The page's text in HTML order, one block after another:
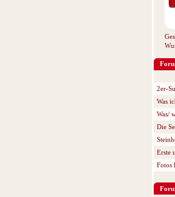
2er-
Was
Was/
Die
Erste
Fotos